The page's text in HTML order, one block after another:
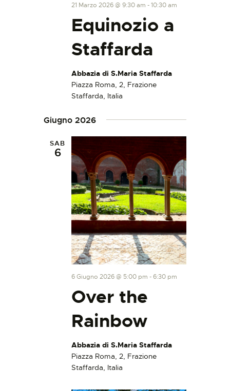
Equinozio a
Staffarda
21 Marzo 2026 @ 9:30 am -10:30 am
Abbazia di S.Maria Staffarda
Piazza Roma, 2, Frazione
Staffarda, Italia
Giugno 2026
SAB
6
Over the
Rainbow
6 Giugno 2026 @ 5:00 pm -6:30 pm
Abbazia di S.Maria Staffarda
Piazza Roma, 2, Frazione
Staffarda, Italia